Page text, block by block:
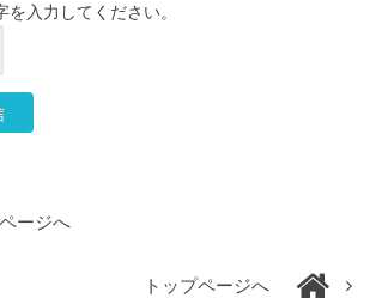
を入力してください。
ージへ
トップページへ